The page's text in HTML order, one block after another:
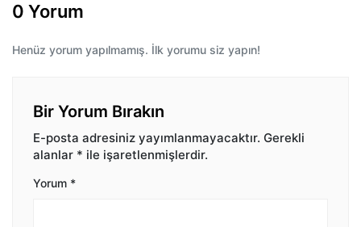
0 Yorum
Henüz yorum yapılmamış. İlk yorumu siz yapın!
Bir Yorum Bırakın
E-posta adresiniz yayımlanmayacaktır. Gerekli
alanlar * ile işaretlenmişlerdir.
Yorum *